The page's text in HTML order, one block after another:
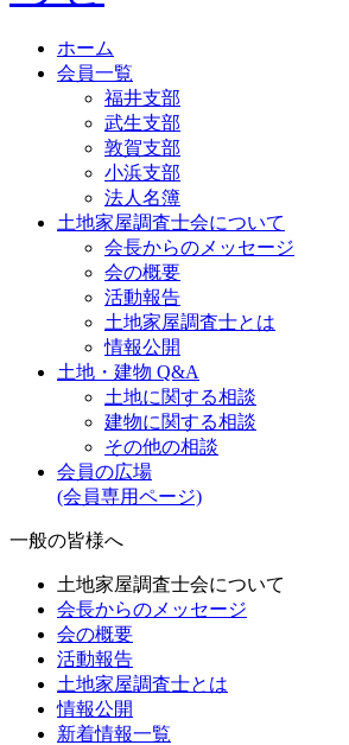
ホーム
会員一覧
福井支部
武生支部
敦賀支部
小浜支部
法人名簿
土地家屋調査士会について
会長からのメッセージ
会の概要
活動報告
土地家屋調査士とは
情報公開
土地・建物 Q&A
土地に関する相談
建物に関する相談
その他の相談
会員の広場
(会員専用ページ)
一般の皆様へ
土地家屋調査士会について
会長からのメッセージ
会の概要
活動報告
土地家屋調査士とは
情報公開
新着情報一覧